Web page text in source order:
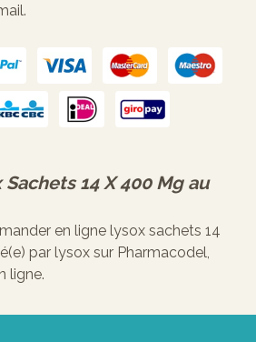
Sachets 14 X 400 Mg au
en ligne lysox sachets 14
par lysox sur Pharmacodel,
ligne.